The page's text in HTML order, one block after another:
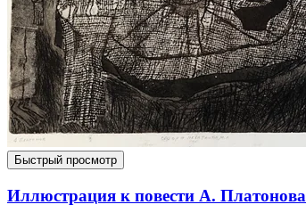
Быстрый просмотр
Иллюстрация к повести А. Платонова